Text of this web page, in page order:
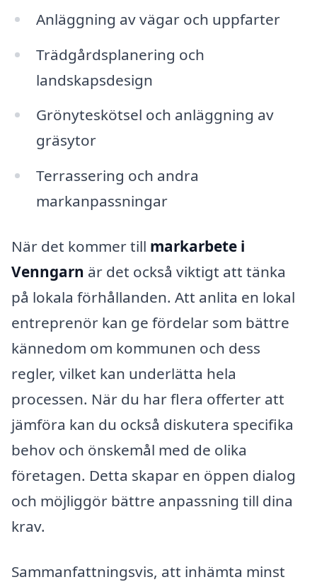
Anläggning av vägar och uppfarter
Trädgårdsplanering och
landskapsdesign
Grönyteskötsel och anläggning av
gräsytor
Terrassering och andra
markanpassningar
När det kommer till markarbete i
Venngarn är det också viktigt att tänka
på lokala förhållanden. Att anlita en lokal
entreprenör kan ge fördelar som bättre
kännedom om kommunen och dess
regler, vilket kan underlätta hela
processen. När du har flera offerter att
jämföra kan du också diskutera specifika
behov och önskemål med de olika
företagen. Detta skapar en öppen dialog
och möjliggör bättre anpassning till dina
krav.
Sammanfattningsvis, att inhämta minst